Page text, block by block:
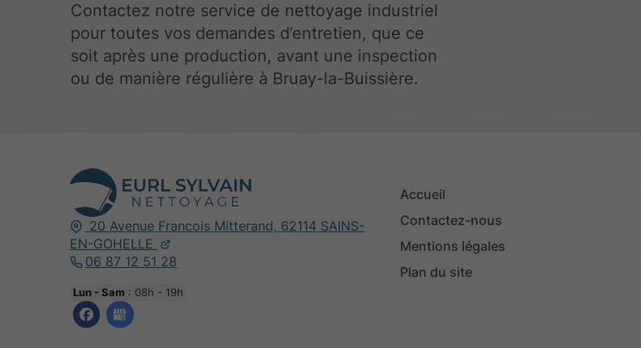
Contactez notre service de nettoyage industriel
pour toutes vos demandes d’entretien, que ce
soit après une production, avant une inspection
ou de manière régulière à Bruay-la-Buissière.
20 Avenue Francois Mitterand, 62114 SAINS-
EN-GOHELLE
06 87 12 51 28
Lun - Sam : 08h - 19h
Accueil
Contactez-nous
Mentions légales
Plan du site